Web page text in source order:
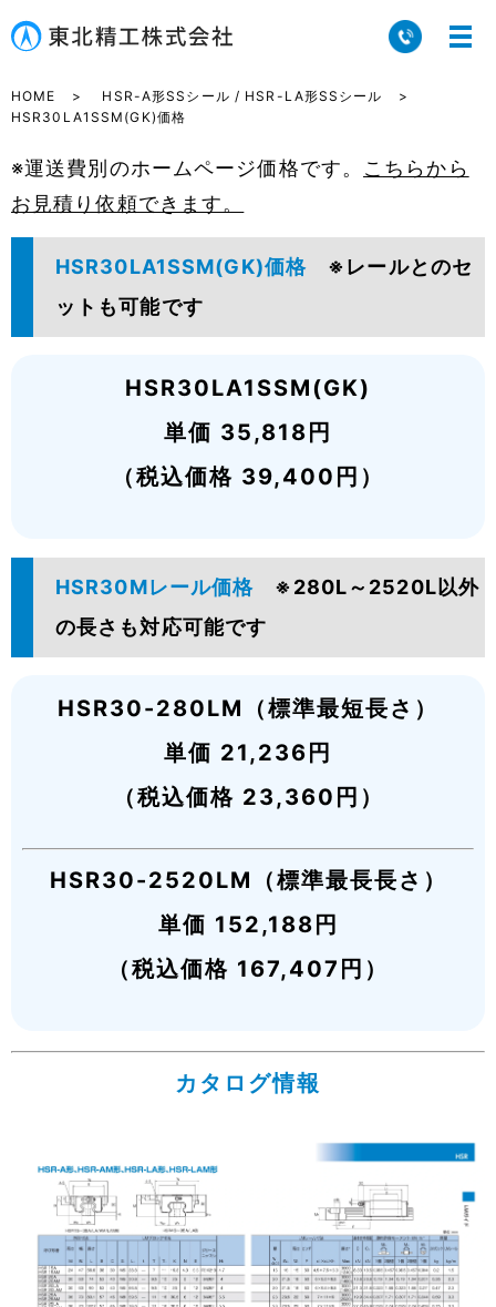
HOME
HSR-A形SSシール / HSR-LA形SSシール
HSR30LA1SSM(GK)価格
※運送費別のホームページ価格です。 こちらから
お見積り依頼できます。
HSR30LA1SSM(GK)価格 ※レールとのセ
ットも可能です
HSR30LA1SSM(GK)
単価 35,818円
（税込価格 39,400円）
HSR30Mレール価格 ※280L～2520L以外
の長さも対応可能です
HSR30-280LM（標準最短長さ）
単価 21,236円
（税込価格 23,360円）
HSR30-2520LM（標準最長長さ）
単価 152,188円
（税込価格 167,407円）
カタログ情報